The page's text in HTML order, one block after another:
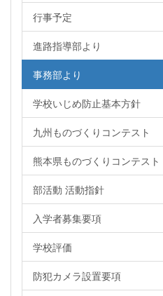
行事予定
進路指導部より
事務部より
学校いじめ防止基本方針
九州ものづくりコンテスト
熊本県ものづくりコンテスト
部活動 活動指針
入学者募集要項
学校評価
防犯カメラ設置要項